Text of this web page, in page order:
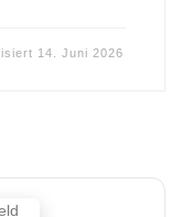
14. Juni 2026